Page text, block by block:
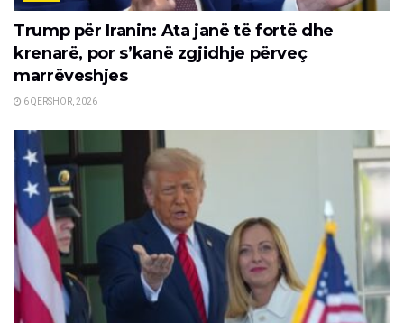
Trump për Iranin: Ata janë të fortë dhe
krenarë, por s’kanë zgjidhje përveç
marrëveshjes
6 QERSHOR, 2026